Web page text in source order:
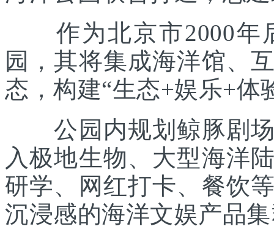
作为北京市2000年
园，其将集成海洋馆、
态，构建“生态+娱乐+体
公园内规划鲸豚剧场
入极地生物、大型海洋
研学、网红打卡、餐饮
沉浸感的海洋文娱产品